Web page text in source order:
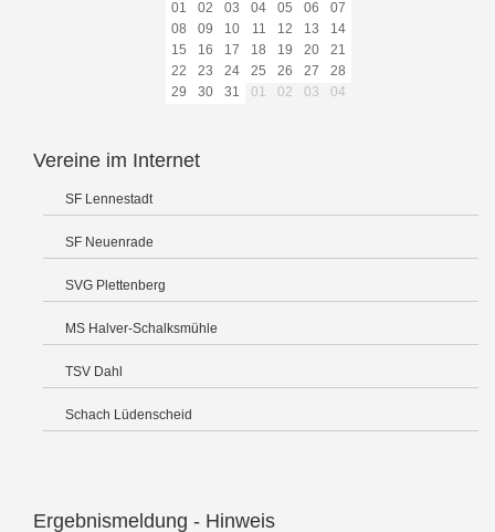
01
02 03 04 05 06
07
08
09 10 11 12 13
14
15
16 17 18 19 20
21
22
23 24 25 26 27
28
29
30 31 01 02 03 04
Vereine im Internet
SF Lennestadt
SF Neuenrade
SVG Plettenberg
MS Halver-Schalksmühle
TSV Dahl
Schach Lüdenscheid
Ergebnismeldung - Hinweis